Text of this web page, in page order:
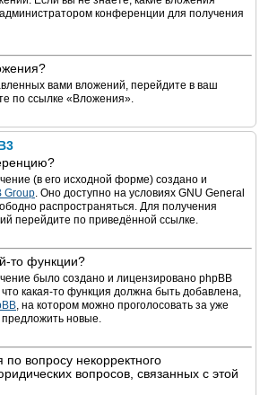
конференции для получения
вами вложений, перейдите в ваш
по ссылке «Вложения».
(в его исходной форме) создано и
Group. Оно доступно на условиях GNU General
распространяться. Для получения
перейдите по приведённой ссылке.
то функции?
было создано и лицензировано phpBB
какая-то функция должна быть добавлена,
, на котором можно проголосовать за уже
новые.
вопросу некорректного
вопросов, связанных с этой